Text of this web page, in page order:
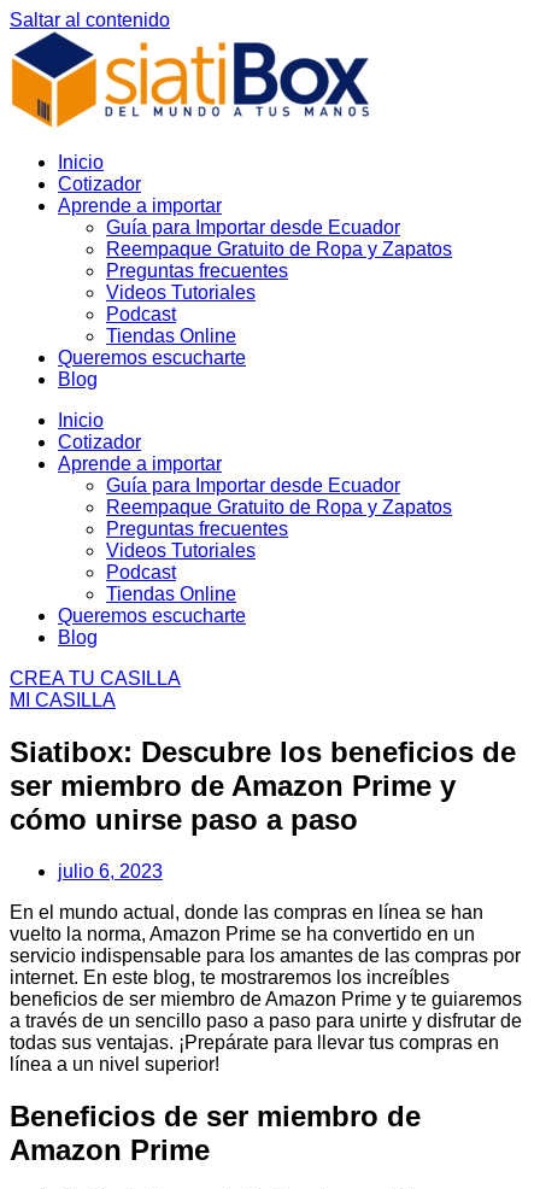
Saltar al contenido
Inicio
Cotizador
Aprende a importar
Guía para Importar desde Ecuador
Reempaque Gratuito de Ropa y Zapatos
Preguntas frecuentes
Videos Tutoriales
Podcast
Tiendas Online
Queremos escucharte
Blog
Inicio
Cotizador
Aprende a importar
Guía para Importar desde Ecuador
Reempaque Gratuito de Ropa y Zapatos
Preguntas frecuentes
Videos Tutoriales
Podcast
Tiendas Online
Queremos escucharte
Blog
CREA TU CASILLA
MI CASILLA
Siatibox: Descubre los beneficios de
ser miembro de Amazon Prime y
cómo unirse paso a paso
julio 6, 2023
En el mundo actual, donde las compras en línea se han
vuelto la norma, Amazon Prime se ha convertido en un
servicio indispensable para los amantes de las compras por
internet. En este blog, te mostraremos los increíbles
beneficios de ser miembro de Amazon Prime y te guiaremos
a través de un sencillo paso a paso para unirte y disfrutar de
todas sus ventajas. ¡Prepárate para llevar tus compras en
línea a un nivel superior!
Beneficios de ser miembro de
Amazon Prime